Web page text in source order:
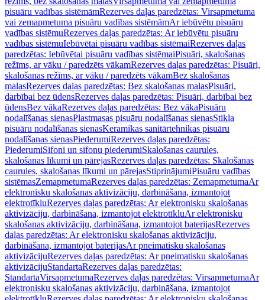
pisuāru vadības sistēmāmRezerves daļas paredzētas: Virsapmetuma
vai zemapmetuma pisuāru vadības sistēmāmAr iebūvētu pisuāru
vadības sistēmuRezerves daļas paredzētas: Ar iebūvētu pisuāru
vadības sistēmuIebūvētai pisuāru vadības sistēmaiRezerves daļas
paredzētas: Iebūvētai pisuāru vadības sistēmaiPisuāri, skalošanas
režīms, ar vāku / paredzēts vākamRezerves daļas paredzētas: Pisuāri,
skalošanas režīms, ar vāku / paredzēts vākamBez skalošanas
malasRezerves daļas paredzētas: Bez skalošanas malasPisuāri,
darbībai bez ūdensRezerves daļas paredzētas: Pisuāri, darbībai bez
ūdensBez vākaRezerves daļas paredzētas: Bez vākaPisuāru
nodalīšanas sienasPlastmasas pisuāru nodalīšanas sienasStikla
pisuāru nodalīšanas sienasKeramikas sanitārtehnikas pisuāru
nodalīšanas sienasPiederumiRezerves daļas paredzētas:
PiederumiSifoni un sifonu piederumiSkalošanas caurules,
skalošanas līkumi un pārejasRezerves daļas paredzētas: Skalošanas
caurules, skalošanas līkumi un pārejasStiprinājumiPisuāru vadības
sistēmasZemapmetumaRezerves daļas paredzētas: ZemapmetumaAr
elektronisku skalošanas aktivizāciju, darbināšana, izmantojot
elektrotīkluRezerves daļas paredzētas: Ar elektronisku skalošanas
aktivizāciju, darbināšana, izmantojot elektrotīkluAr elektronisku
skalošanas aktivizāciju, darbināšana, izmantojot baterijasRezerves
daļas paredzētas: Ar elektronisku skalošanas aktivizāciju,
darbināšana, izmantojot baterijasAr pneimatisku skalošanas
aktivizācijuRezerves daļas paredzētas: Ar pneimatisku skalošanas
aktivizācijuStandartaRezerves daļas paredzētas:
StandartaVirsapmetumaRezerves daļas paredzētas: VirsapmetumaAr
elektronisku skalošanas aktivizāciju, darbināšana, izmantojot